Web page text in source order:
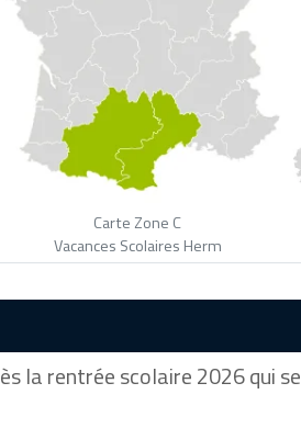
Carte Zone C
Vacances Scolaires Herm
la rentrée scolaire 2026 qui se